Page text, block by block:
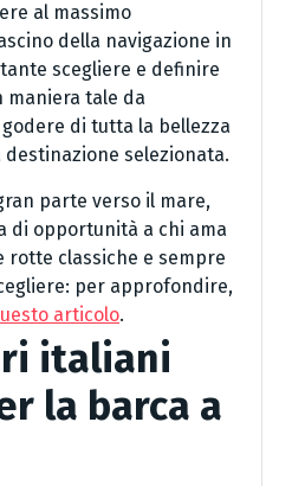
al massimo
della navigazione in
scegliere e definire
tale da
di tutta la bellezza
destinazione selezionata.
parte verso il mare,
di opportunità a chi ama
rotte classiche e sempre
per approfondire,
articolo.
italiani
la barca a